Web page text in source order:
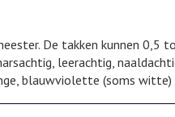
De takken kunnen
leerachtig,
blauwviolette (soms witte)